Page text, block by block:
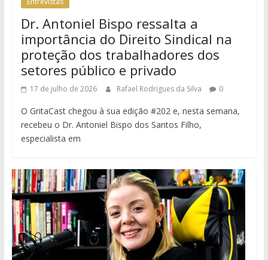
Dr. Antoniel Bispo ressalta a
importância do Direito Sindical na
proteção dos trabalhadores dos
setores público e privado
17 de julho de 2026 Rafael Rodrigues da Silva 0
O GritaCast chegou à sua edição #202 e, nesta semana,
recebeu o Dr. Antoniel Bispo dos Santos Filho,
especialista em